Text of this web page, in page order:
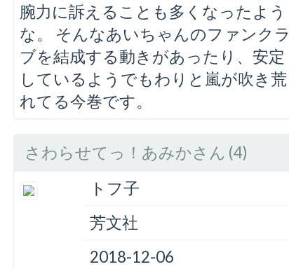
腕力に訴えることも多くなったよう
な。 そんなあいちゃんのファンクラ
ブを結成する動きがあったり、安定
しているようでもわりと嵐が吹き荒
れてる今巻です。
さわらせてっ！あみかさん (4)
トフ子
芳文社
2018-12-06